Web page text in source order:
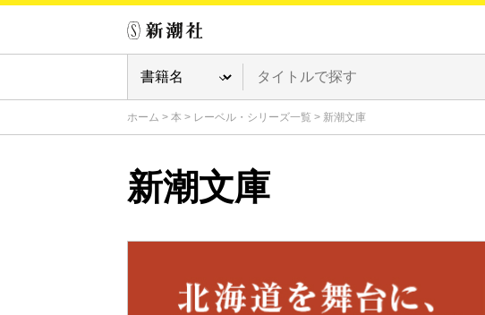
ホーム > 本 > レーベル・シリーズ一覧 > 新潮文庫
新潮文庫